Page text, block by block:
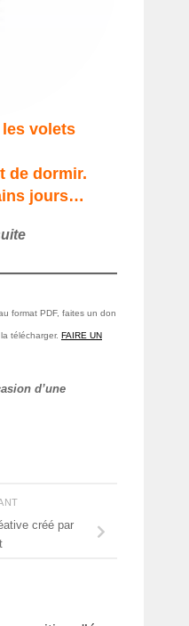
les volets
de dormir.
jours…
format PDF, faites un don
télécharger. FAIRE UN
d’une
créé par